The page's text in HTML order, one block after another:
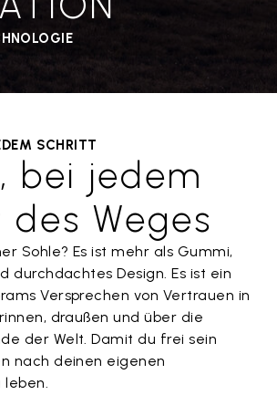
SCHRITT
bei jedem
Weges
Sohle? Es ist mehr als Gummi,
durchdachtes Design. Es ist ein
Versprechen von Vertrauen in
draußen und über die
der Welt. Damit du frei sein
nach deinen eigenen
leben.